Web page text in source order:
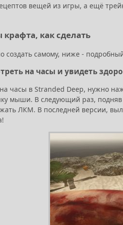
вещей из игры, а ещё
как сделать
создать самому, ниже -
на часы и увидеть
часы в Stranded Deep, нужно
мыши. В следующий раз,
ЛКМ. В последней версии,